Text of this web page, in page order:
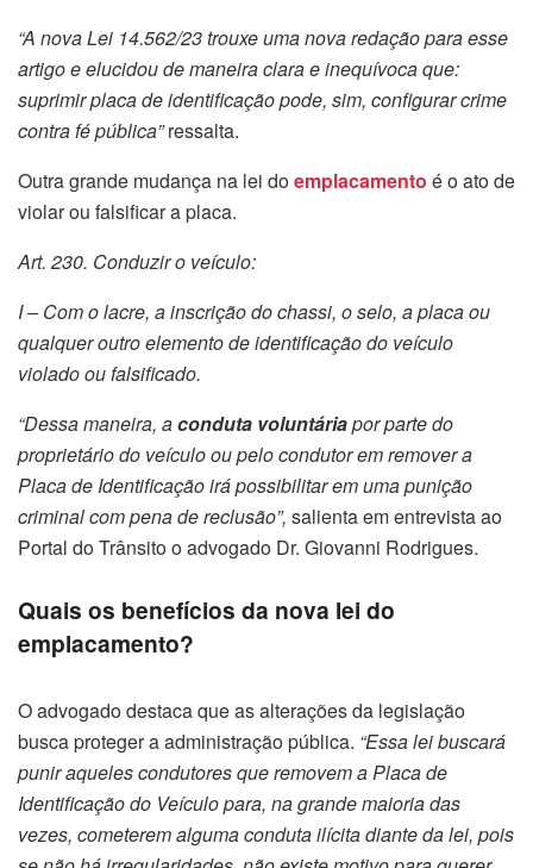
“A nova Lei 14.562/23 trouxe uma nova redação para esse
artigo e elucidou de maneira clara e inequívoca que:
suprimir placa de identificação pode, sim, configurar crime
contra fé pública”ressalta.
Outra grande mudança na lei doemplacamento é o ato de
violar ou falsificar a placa.
Art. 230. Conduzir o veículo:
I – Com o lacre, a inscrição do chassi, o selo, a placa ou
qualquer outro elemento de identificação do veículo
violado ou falsificado.
“Dessa maneira, aconduta voluntáriapor parte do
proprietário do veículo ou pelo condutor em remover a
Placa de Identificação irá possibilitar em uma punição
criminal com pena de reclusão”, salienta em entrevista ao
Portal do Trânsito o advogado Dr. Giovanni Rodrigues.
Quais os benefícios da nova lei do
emplacamento?
O advogado destaca que as alterações da legislação
busca proteger a administração pública. “Essa lei buscará
punir aqueles condutores que removem a Placa de
Identificação do Veículo para, na grande maioria das
vezes, cometerem alguma conduta ilícita diante da lei, pois